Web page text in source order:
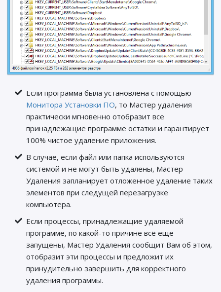
Если программа была установлена с помощью
Монитора Установки ПО, то Мастер удаления
практически мгновенно отобразит все
принадлежащие программе остатки и гарантирует
100% чистое удаление приложения.
В случае, если файл или папка используются
системой и не могут быть удалены, Мастер
Удаления запланирует отложенное удаление таких
элементов при следущей перезагрузке
компьютера.
Если процессы, принадлежащие удаляемой
программе, по какой-то причине всё еще
запущены, Мастер Удаления сообщит Вам об этом,
отобразит эти процессы и предложит их
принудительно завершить для корректного
удаления программы.